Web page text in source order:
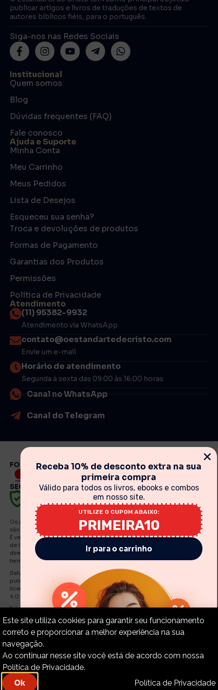
publicar artigos e livros de traduções de textos de
autores bíblicos fiéis, para o português.
Siga-nos nas Redes Sociais
Institucional
Quem somos
Blog
Dúvidas frequentes (FAQ)
Fale conosco
Ajuda e Suporte
Minha Conta
Meu Carrinho
Meus Pedidos
Lista de Desejos
Esqueceu sua senha?
Troca e devoluções de produtos
Formas de Pagamento
Garantias dos Produtos
Permissões
Política de Privacidade
Atendimento
(11) 95382-9932
Atendimento via WhatsApp
contato@oestandartedecristo.com
Envie um e-mail
Horário de atendimento
Segunda à sexta das 09:00 às 16:00 horas
Canal no WhatsApp
Canal do Telegram
FORMAS DE PAGAMENTO
SEGURANÇA
Os preços, promoções, condições de pagamento, frete e produtos
são válidos exclusivamente para compras realizadas via internet.
É vedada qualquer reprodução, total ou parcial, de qualquer elemento
de identidade, sem expressa autorização. A violação de qualquer
direito mencionado implicará na responsabilização cível e criminal nos
termos da Lei. Fotos meramente ilustrativas.
Salvo indicações em contrário, os e Books e artigos traduzidos e
publicados por O Estandarte de Cristo estão licenciadas de uma
licença Creative Commons Attribution-NonCommercial-No Derivatives
4.0 International Public.
Estandarte de Cristo – CNPJ: 30.919.321./0001-55
Copyright © 2015-2024 – Estandarte de Cristo. Todos os
direitos reservados.
Desenvolvido por
Receba 10% de desconto extra na sua
primeira compra
Válido para todos os livros, ebooks e combos
em nosso site.
UTILIZE O CUPOM ABAIXO:
PRIMEIRA10
Ir para o carrinho
Este site utiliza cookies para garantir seu funcionamento
correto e proporcionar a melhor experiência na sua
navegação.
Ao continuar nesse site você está de acordo com nossa
Política de Privacidade.
Ok
Política de Privacidade